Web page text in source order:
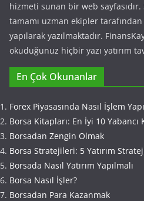
hizmeti sunan bir web sayfasıdır.
tamamı uzman ekipler
yapılarak yazılmaktadır.
okuduğunuz hiçbir yazı yatırım
En Çok Okunanlar
Forex Piyasasında Nasıl İşlem
Borsa Kitapları: En İyi 10 Yabancı
Borsadan Zengin Olmak
Borsa Stratejileri: 5 Yatırım
Borsada Nasıl Yatırım Yapılmalı
Borsa Nasıl İşler?
Borsadan Para Kazanmak